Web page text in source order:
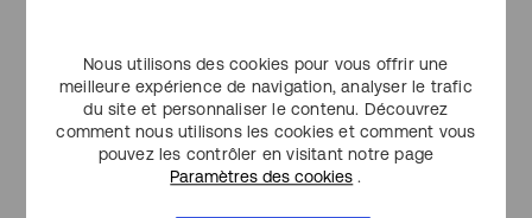
Nous utilisons des cookies pour vous offrir une
meilleure expérience de navigation, analyser le trafic
du site et personnaliser le contenu. Découvrez
comment nous utilisons les cookies et comment vous
pouvez les contrôler en visitant notre page
Paramètres des cookies .
Créer une alerte d’emploi